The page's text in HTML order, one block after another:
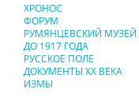
ХРОНОС
ФОРУМ
РУМЯНЦЕВСКИЙ МУЗЕЙ
ДО 1917 ГОДА
РУССКОЕ ПОЛЕ
ДОКУМЕНТЫ XX ВЕКА
ИЗМЫ